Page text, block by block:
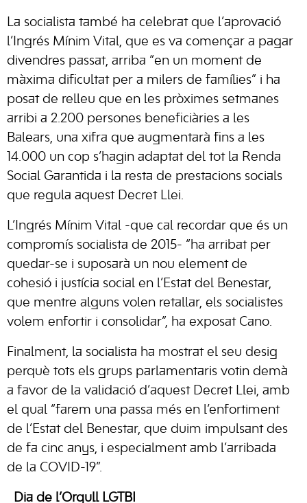
La socialista també ha celebrat que l’aprovació
l’Ingrés Mínim Vital, que es va començar a pagar
divendres passat, arriba “en un moment de
màxima dificultat per a milers de famílies” i ha
posat de relleu que en les pròximes setmanes
arribi a 2.200 persones beneficiàries a les
Balears, una xifra que augmentarà fins a les
14.000 un cop s’hagin adaptat del tot la Renda
Social Garantida i la resta de prestacions socials
que regula aquest Decret Llei.
L’Ingrés Mínim Vital -que cal recordar que és un
compromís socialista de 2015- “ha arribat per
quedar-se i suposarà un nou element de
cohesió i justícia social en l’Estat del Benestar,
que mentre alguns volen retallar, els socialistes
volem enfortir i consolidar”, ha exposat Cano.
Finalment, la socialista ha mostrat el seu desig
perquè tots els grups parlamentaris votin demà
a favor de la validació d’aquest Decret Llei, amb
el qual “farem una passa més en l’enfortiment
de l’Estat del Benestar, que duim impulsant des
de fa cinc anys, i especialment amb l’arribada
de la COVID-19”.
Dia de l’Orgull LGTBI